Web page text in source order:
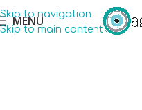
Skip to navigation
Skip to main content
MENU